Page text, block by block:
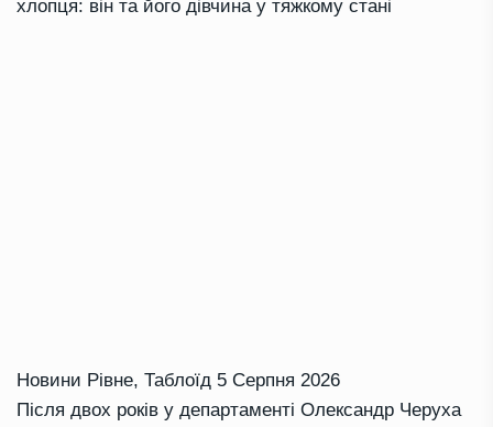
хлопця: він та його дівчина у тяжкому стані
Новини Рівне, Таблоїд 5 Серпня 2026
Після двох років у департаменті Олександр Черуха